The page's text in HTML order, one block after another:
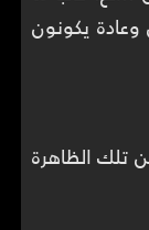
يكونون
تلك الظاهرة